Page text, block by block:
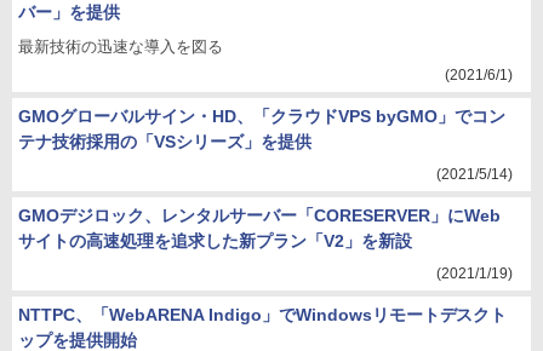
バー」を提供
最新技術の迅速な導入を図る
(2021/6/1)
GMOグローバルサイン・HD、「クラウドVPS byGMO」でコン
テナ技術採用の「VSシリーズ」を提供
(2021/5/14)
GMOデジロック、レンタルサーバー「CORESERVER」にWeb
サイトの高速処理を追求した新プラン「V2」を新設
(2021/1/19)
NTTPC、「WebARENA Indigo」でWindowsリモートデスクト
ップを提供開始